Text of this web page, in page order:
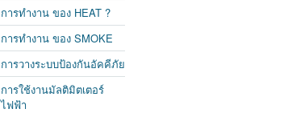
การทำงาน ของ HEAT ?
การทำงาน ของ SMOKE
การวางระบบป้องกันอัคคีภัย
การใช้งานมัลติมิตเตอร์
ไฟฟ้า